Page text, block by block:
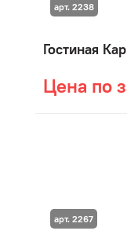
Гостиная
Цена по
арт. 2238
арт. 2267